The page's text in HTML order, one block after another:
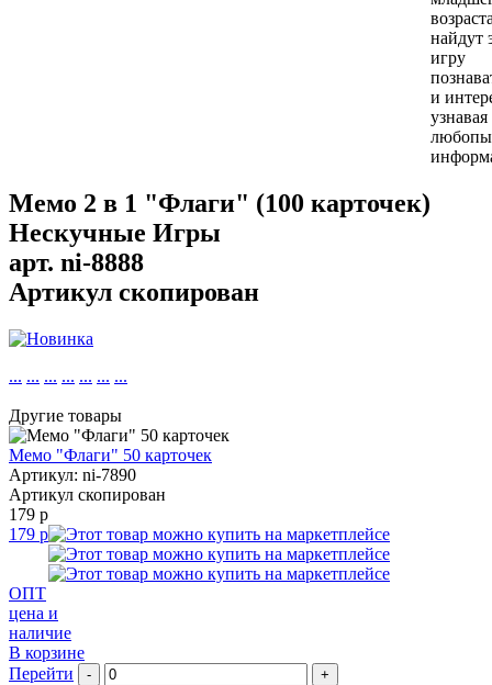
найдут
игру
и
Мемо 2 в 1 "Флаги" (100 карточек)
Нескучные Игры
арт. ni-8888
Артикул скопирован
... ... ... ... ... ... ...
Другие товары
Мемо "Флаги" 50 карточек
Артикул: ni-7890
Артикул скопирован
179 р
179 р
ОПТ
цена и
наличие
В корзине
Перейти
- +